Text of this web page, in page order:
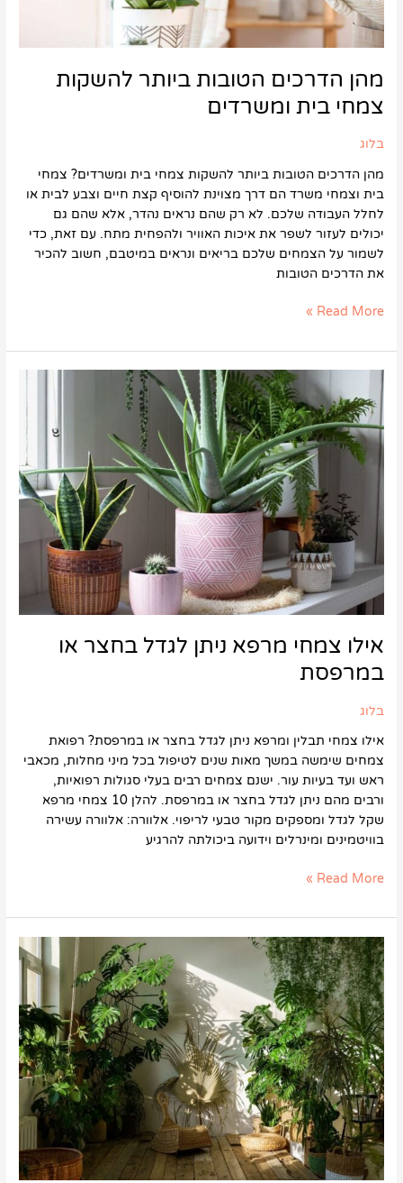
מהן הדרכים הטובות ביותר להשקות
צמחי בית ומשרדים
בלוג
מהן הדרכים הטובות ביותר להשקות צמחי בית ומשרדים? צמחי
בית וצמחי משרד הם דרך מצוינת להוסיף קצת חיים וצבע לבית או
לחלל העבודה שלכם. לא רק שהם נראים נהדר, אלא שהם גם
יכולים לעזור לשפר את איכות האוויר ולהפחית מתח. עם זאת, כדי
לשמור על הצמחים שלכם בריאים ונראים במיטבם, חשוב להכיר
את הדרכים הטובות
Read More »
אילו צמחי מרפא ניתן לגדל בחצר או
במרפסת
בלוג
אילו צמחי תבלין ומרפא ניתן לגדל בחצר או במרפסת? רפואת
צמחים שימשה במשך מאות שנים לטיפול בכל מיני מחלות, מכאבי
ראש ועד בעיות עור. ישנם צמחים רבים בעלי סגולות רפואיות,
ורבים מהם ניתן לגדל בחצר או במרפסת. להלן 10 צמחי מרפא
שקל לגדל ומספקים מקור טבעי לריפוי. אלוורה: אלוורה עשירה
בוויטמינים ומינרלים וידועה ביכולתה להרגיע
אילו
צמחי
מרפא
ניתן
לגדל
במרפסת
Read More »
צמחי
חוץ
המושלמים
לבית,
למשרד
ולמרפסות